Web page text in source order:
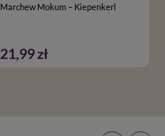
Marchew Mokum – Kiepenkerl
21,99 zł